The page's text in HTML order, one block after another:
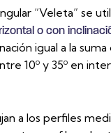
“Veleta” se
o con
igual a la
10º y 35º en
a los perfiles